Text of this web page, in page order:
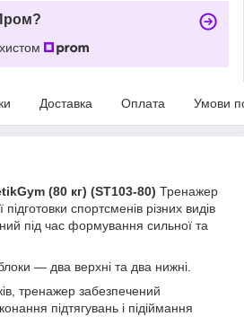
Доставка Оплата Умови
(80 кг) (ST103-80) Тренажер
спортсменів різних видів
під час формування сильної та
— два верхні та два нижні.
тренажер забезпечений
підтягувань і підіймання